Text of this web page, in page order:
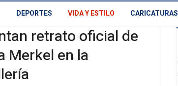
DEPORTES VIDA Y ESTILO CARICATURAS
retrato oficial de
Merkel en la